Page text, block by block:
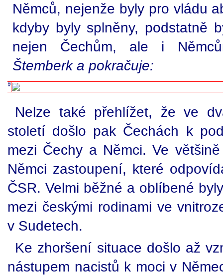
Němců, nejenže byly pro vládu
kdyby byly splněny, podstatně
nejen Čechům, ale i
Štemberk a pokračuje:
Nelze také přehlížet, že ve
století došlo pak Čechách k
mezi Čechy a Němci. Ve
Němci zastoupení, které
ČSR. Velmi běžné a oblíbené
mezi českými rodinami ve
v Sudetech.
Ke zhoršení situace došlo až
nástupem nacistů k moci v